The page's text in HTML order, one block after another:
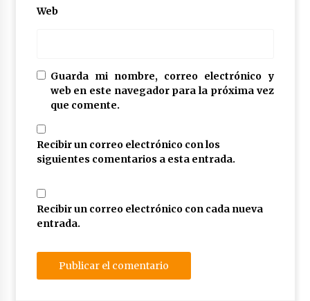
Web
Guarda mi nombre, correo electrónico y
web en este navegador para la próxima vez
que comente.
Recibir un correo electrónico con los
siguientes comentarios a esta entrada.
Recibir un correo electrónico con cada nueva
entrada.